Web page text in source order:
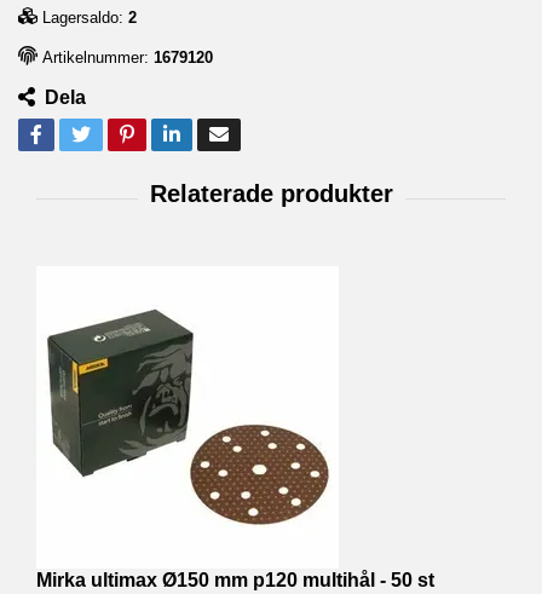
Lagersaldo: 2
Artikelnummer: 1679120
Dela
Mirka ultimax Ø150 mm p120 multihål - 50 st